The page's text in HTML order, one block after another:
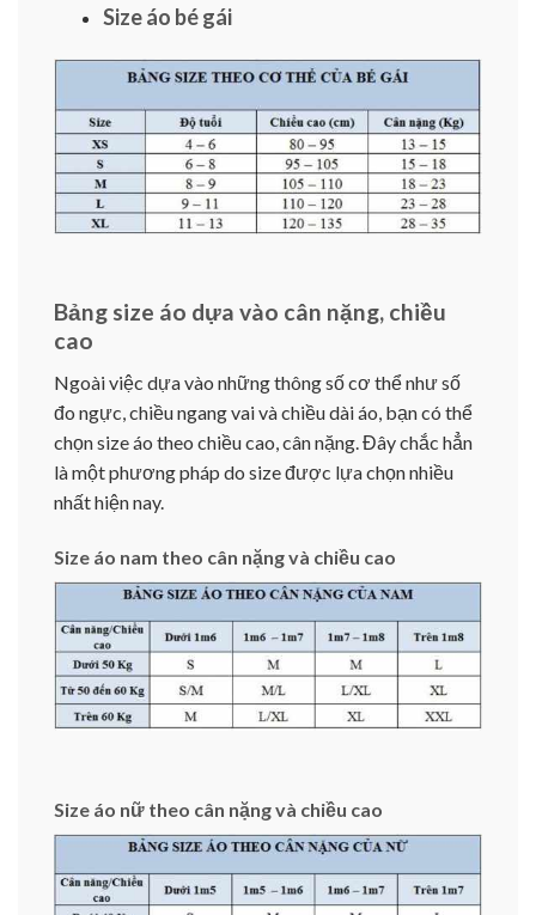
Size áo bé gái
Bảng size áo dựa vào cân nặng, chiều
cao
Ngoài việc dựa vào những thông số cơ thể như số
đo ngực, chiều ngang vai và chiều dài áo, bạn có thể
chọn size áo theo chiều cao, cân nặng. Đây chắc hẳn
là một phương pháp do size được lựa chọn nhiều
nhất hiện nay.
Size áo nam theo cân nặng và chiều cao
Size áo nữ theo cân nặng và chiều cao